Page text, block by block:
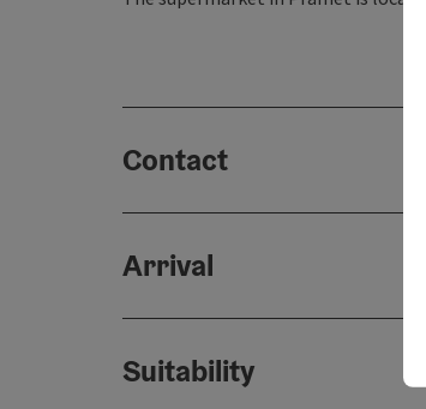
Contact
Arrival
Suitability